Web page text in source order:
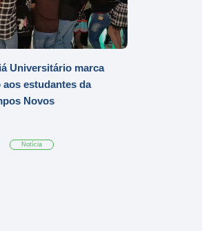
Universitário marca
estudantes da
Novos
Notícia